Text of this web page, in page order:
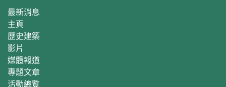
最新消息
主頁
歷史建築
影片
媒體報道
專題文章
活動總覧